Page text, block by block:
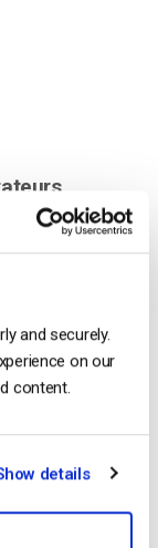
and securely.
on our
content.
details
devise de leur
puis-je
contenu.
avec Dacast